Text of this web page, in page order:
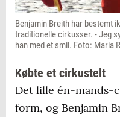
Benjamin Breith har
traditionelle cirkusser. - Jeg
han med et smil. Foto: Maria
Købte et cirkustelt
Det lille én-mands-
form, og Benjamin